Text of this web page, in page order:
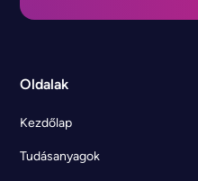
Oldalak
Kezdőlap
Tudásanyagok